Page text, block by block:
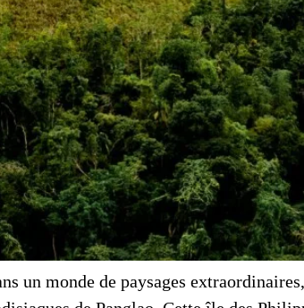
un monde de paysages